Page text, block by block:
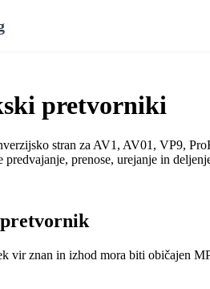
[ 'breadcrumbs' =>
), '/encode/mp4-codec-
pretvorniki
stran za AV1, AV01, VP9,
prenose, urejanje in
vir znan in izhod mora biti običajen